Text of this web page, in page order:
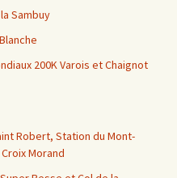
Sambuy
200K Varois et Chaignot
Robert, Station du Mont-
Morand